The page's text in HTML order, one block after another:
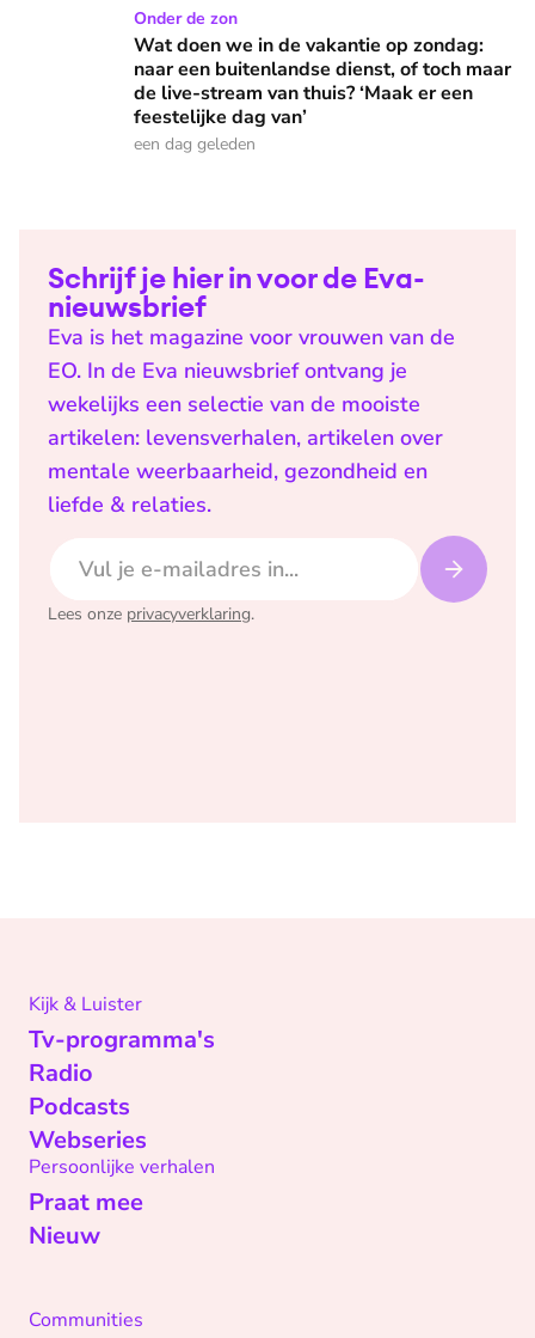
Wat doen we in de vakantie op zondag: naar een
Onder de zon
Wat doen we in de vakantie op zondag:
naar een buitenlandse dienst, of toch maar
de live-stream van thuis? ‘Maak er een
feestelijke dag van’
een dag geleden
Schrijf je hier in voor de Eva-
nieuwsbrief
Eva is het magazine voor vrouwen van de
EO. In de Eva nieuwsbrief ontvang je
wekelijks een selectie van de mooiste
artikelen: levensverhalen, artikelen over
mentale weerbaarheid, gezondheid en
liefde & relaties.
Lees onze privacyverklaring.
Kijk & Luister
Tv-programma's
Radio
Podcasts
Webseries
Persoonlijke verhalen
Praat mee
Nieuw
Communities